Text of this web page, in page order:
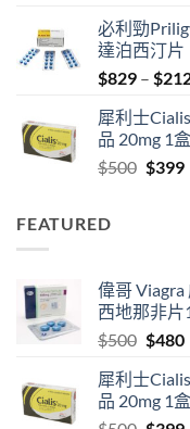
was:
$500.
必利勁
達泊西汀片
$829 – $
犀利士
品 20mg 1
$500 $399
FEATURED
偉哥
西地那非片
$500
was:
$500.
$480
犀利士
品 20mg 1